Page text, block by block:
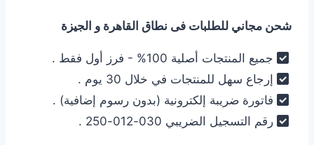
جزامة
خشب
نوفا
ابلاينس
Appliance
شحن مجاني للطلبات فى نطاق القاهرة و الجيزة
جميع المنتجات أصلية 100% - فرز أول فقط .
إرجاع سهل للمنتجات في خلال 30 يوم .
فاتورة ضريبة إلكترونية (بدون رسوم إضافية) .
رقم التسجيل الضريبي 030-012-250 .